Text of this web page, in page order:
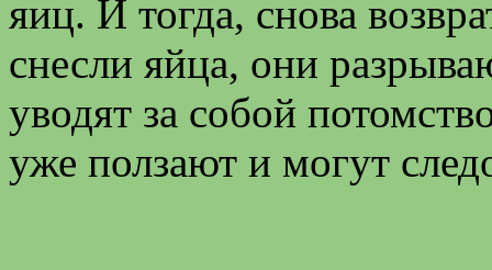
яиц. И тогда, снова
снесли яйца, они
уводят за собой
уже ползают и могут